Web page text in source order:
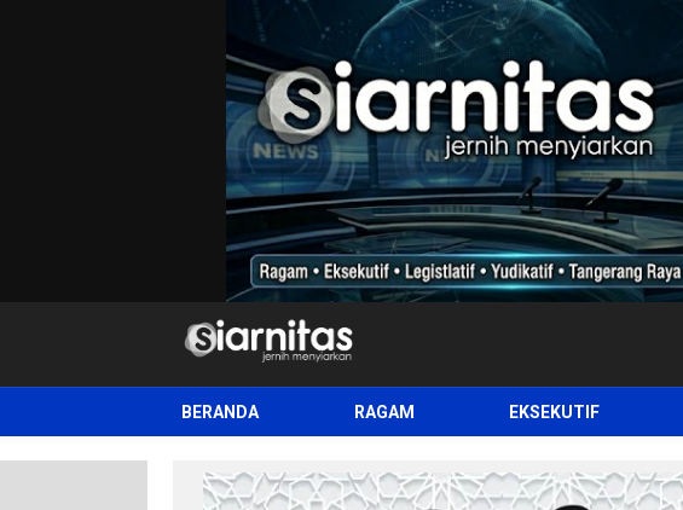
siarnitas
Jernih Menyiarkan
BERANDA RAGAM EKSEKUTIF